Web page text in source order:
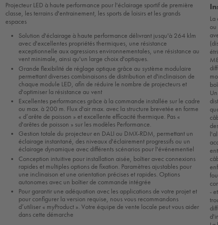
Projecteur LED à haute performance pour l'éclairage sportif de première
classe, les terrains d'entrainement, les sports de loisirs et les grands
espaces
Solution d'éclairage à haute performance délivrant jusqu'à 264 klm
avec d'excellentes propriétés thermiques, une résistance
exceptionnelle aux agressions environnementales, une résistance au
vent minimale, ainsi qu'un large choix d'optiques.
Grande flexibilité de réglage optique grâce au système modulaire
permettant diverses combinaisons de distribution et d'inclinaison de
chaque module LED, afin de réduire le nombre de projecteurs et
d'optimiser la résistance au vent
Excellentes performances grâce à la commande installée sur le cadre
ou max. à 200 m. Flux d'air max. avec la structure brevetée en forme
« d’arête de poisson » et excellente efficacité thermique. Pas «
d'arêtes de poisson » sur les modèles Performance.
Gestion totale du projecteur en DALI ou DMX-RDM, permettant un
éclairage instantané, des niveaux d'éclairement progressifs ou un
éclairage dynamique avec différents scénarios pour l'événementiel
Conception intuitive pour installation aisée, boîtier avec connexions
rapides et multiples options de fixation. Paramètres ajustables pour
une inclinaison et une orientation précises et rapides. Options
autonomes avec un boîtier de commande intégrée
Pour garantir une adéquation avec les applications de votre projet et
pour configurer la version requise, nous vous recommandons
d’utiliser « myProduct ». Votre équipe de vente locale peut vous aider
dans cette démarche
-